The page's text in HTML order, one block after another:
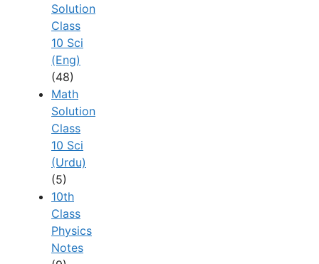
Solution
Class
10 Sci
(Eng)
(48)
Math
Solution
Class
10 Sci
(Urdu)
(5)
10th
Class
Physics
Notes